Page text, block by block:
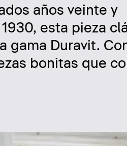
años veinte y
esta pieza
gama Duravit.
bonitas que